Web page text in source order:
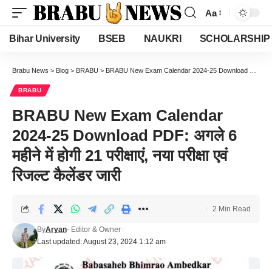
Font
Resizer
Aa
Bihar University BSEB NAUKRI SCHOLARSHIP
Brabu News > Blog > BRABU > BRABU New Exam Calendar 2024-25 Download PDF: अगले 6 महीने में होगी 21 परीक्षाएं, नया परीक्षा एवं रिजल्ट कैलेंडर जारी
BRABU
BRABU New Exam Calendar
2024-25 Download PDF: अगले 6
महीने में होगी 21 परीक्षाएं, नया परीक्षा एवं
रिजल्ट कैलेंडर जारी
Last updated: August 23, 2024 1:12 am
ByAryan- Editor & Owner
2 Min Read